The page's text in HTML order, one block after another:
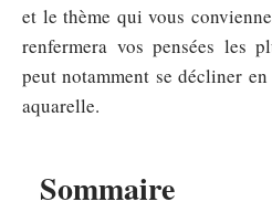
Sommaire
et le thème qui vous
renfermera vos pensées les
peut notamment se décliner
aquarelle.